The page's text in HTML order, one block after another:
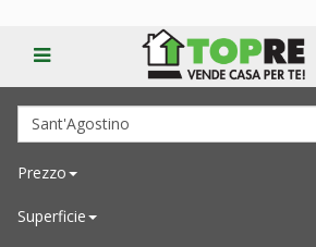
Prezzo
Superficie